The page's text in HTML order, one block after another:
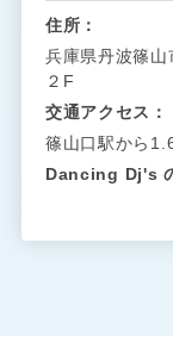
住所：
兵庫県丹波篠
２F
交通アクセス：
篠山口駅から
Dancing Dj's